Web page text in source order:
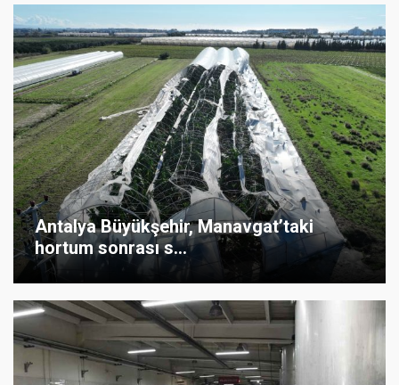
Antalya Büyükşehir, Manavgat’taki
hortum sonrası s...